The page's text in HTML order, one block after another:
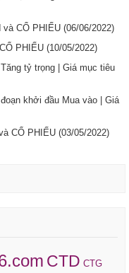
và CỔ PHIẾU (06/06/2022)
PHIẾU (10/05/2022)
tỷ trọng | Giá mục tiêu
khởi đầu Mua vào | Giá
CỔ PHIẾU (03/05/2022)
CTD CTG